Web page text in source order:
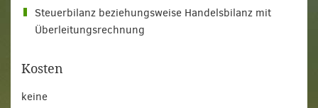
Steuerbilanz beziehungsweise Handelsbilanz mit
Überleitungsrechnung
Kosten
keine